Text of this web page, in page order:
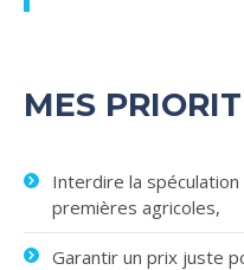
MES
Interdire la
premières agricoles,
Garantir un prix juste